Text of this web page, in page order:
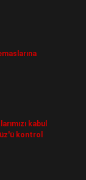
kabul
kontrol